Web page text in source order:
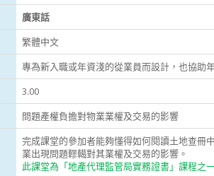
廣東話
繁體中文
專為新入職或年資淺的從業員而設計，也協助
3.00
問題產權負擔對物業業權及交易的影響
完成課堂的參加者能夠懂得如何閱讀土地查冊
業出現問題轇轕對其業權及交易的影響。
此課堂為「地產代理監管局實務證書」課程之